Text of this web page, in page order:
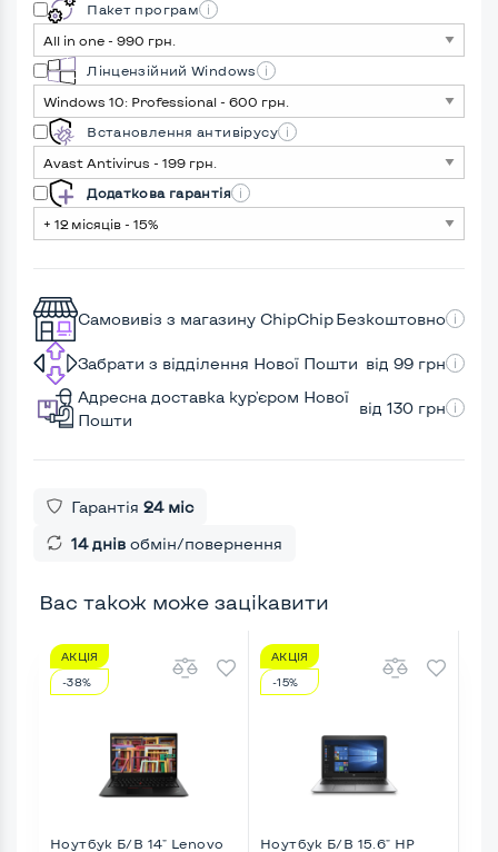
Пакет програм
Лінцензійний Windows
Встановлення антивірусу
Додаткова гарантія
Самовивіз з магазину ChipChipБезкоштовно
Забрати з відділення Нової Пошти від 99 грн
Адресна доставка кур'єром Нової
Пошти
від 130 грн
Гарантія 24 міс
14 днів обмін/повернення
Вас також може зацікавити
АКЦІЯ
-38%
Ноутбук Б/В 14" Lenovo
АКЦІЯ
-15%
Ноутбук Б/В 15.6" HP